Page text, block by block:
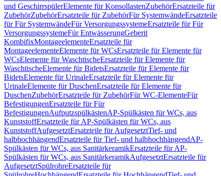
und GeschirrspülerElemente für KonsollastenZubehörErsatzteile für
ZubehörZubehörErsatzteile für ZubehörFür SystemwändeErsatzteile
für Für SystemwändeFür VersorgungssystemeErsatzteile für Für
VersorgungssystemeFür EntwässerungGeberit
KombifixMontageelementeErsatzteile für
MontageelementeElemente für WCsErsatzteile für Elemente für
WCsElemente für WaschtischeErsatzteile für Elemente für
WaschtischeElemente für BidetsErsatzteile für Elemente für
BidetsElemente für UrinaleErsatzteile für Elemente für
UrinaleElemente für DuschenErsatzteile für Elemente für
DuschenZubehörErsatzteile für ZubehörFür WC-ElementeFür
BefestigungenErsatzteile für Für
BefestigungenAufputzspülkästenAP-Spülkästen für WCs, aus
KunststoffErsatzteile für AP-Spülkästen für WCs, aus
KunststoffAufgesetztErsatzteile für AufgesetztTief- und
halbhochhängendErsatzteile für Tief- und halbhochhängendAP-
Spülkästen für WCs, aus SanitärkeramikErsatzteile für AP-
Spülkästen für WCs, aus SanitärkeramikAufgesetztErsatzteile für
AufgesetztSpülrohreErsatzteile für